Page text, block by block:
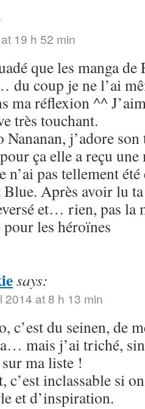
19 h 52 min
que les manga
du coup je ne l’ai
ma réflexion ^^
très touchant.
j’adore
ça elle a reçu
n’ai pas tellement
Après avoir lu
et… rien, pas la
pour les héroïnes
says:
2014 at 8 h 13 min
c’est du seinen, de
mais j’ai triché,
ma liste !
c’est inclassable si
et d’inspiration.